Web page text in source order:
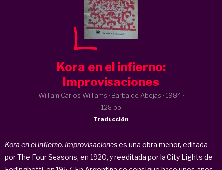
Kora en el infierno:
Improvisaciones
William Carlos Williams · Barba de Abejas · 1984·
128 pp
Traducción
Kora en el infierno. Improvisacioneses una obra menor, editada
por The Four Seasons, en 1920, y reeditada por la City Lights de